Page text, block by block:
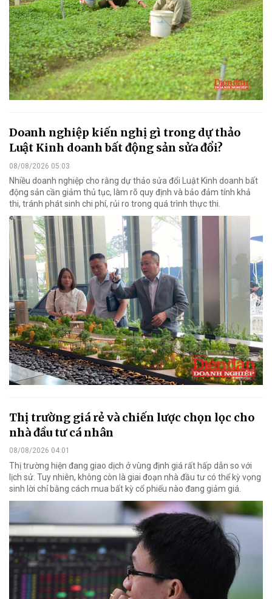
Doanh nghiệp kiến nghị gì trong dự thảo
Luật Kinh doanh bất động sản sửa đổi?
08/08/2026 05:03
Nhiều doanh nghiệp cho rằng dự thảo sửa đổi Luật Kinh doanh bất
động sản cần giảm thủ tục, làm rõ quy định và bảo đảm tính khả
thi, tránh phát sinh chi phí, rủi ro trong quá trình thực thi.
Thị trường giá rẻ và chiến lược chọn lọc cho
nhà đầu tư cá nhân
08/08/2026 04:01
Thị trường hiện đang giao dịch ở vùng định giá rất hấp dẫn so với
lịch sử. Tuy nhiên, không còn là giai đoạn nhà đầu tư có thể kỳ vọng
sinh lời chỉ bằng cách mua bất kỳ cổ phiếu nào đang giảm giá.